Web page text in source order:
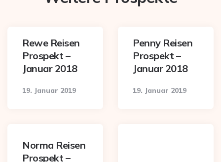
Rewe Reisen
Prospekt –
Januar 2018
19. Januar 2019
Penny Reisen
Prospekt –
Januar 2018
19. Januar 2019
Norma Reisen
Prospekt –